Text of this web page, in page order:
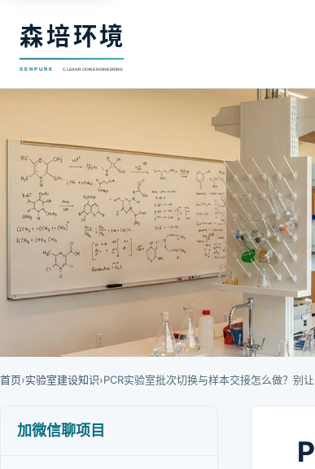
首页›实验室建设知识›PCR实验室批次切换与样本交接怎么做？别
加微信聊项目